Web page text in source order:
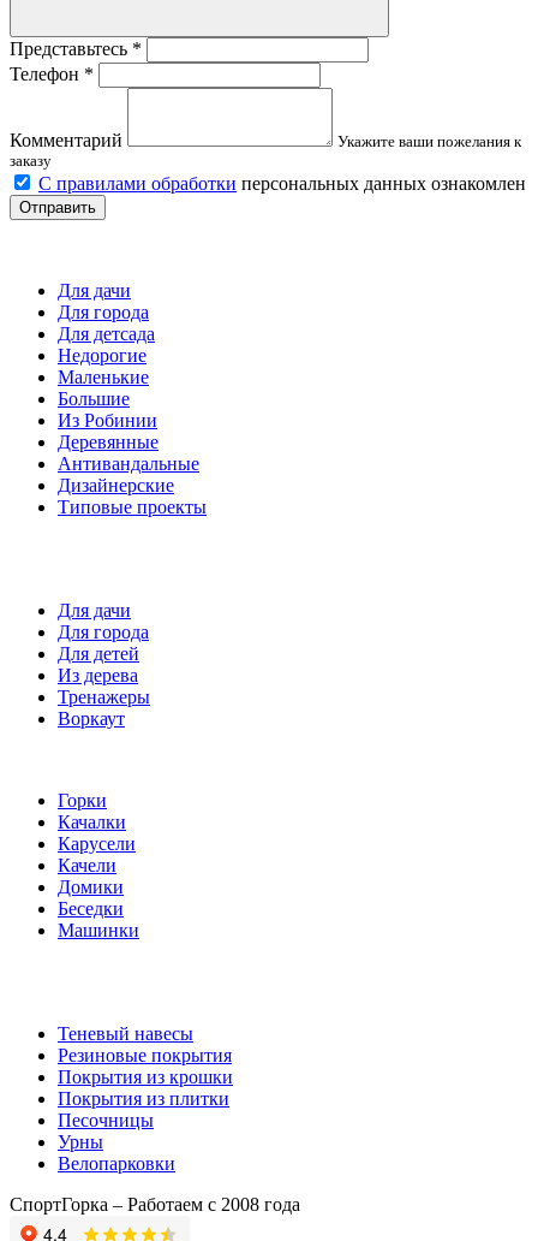
Представьтесь *
Телефон *
Комментарий
Укажите ваши пожелания к
заказу
С правилами обработки персональных данных ознакомлен
Отправить
Для дачи
Для города
Для детсада
Недорогие
Маленькие
Большие
Из Робинии
Деревянные
Антивандальные
Дизайнерские
Типовые проекты
Для дачи
Для города
Для детей
Из дерева
Тренажеры
Воркаут
Горки
Качалки
Карусели
Качели
Домики
Беседки
Машинки
Теневый навесы
Резиновые покрытия
Покрытия из крошки
Покрытия из плитки
Песочницы
Урны
Велопарковки
СпортГорка – Работаем с 2008 года